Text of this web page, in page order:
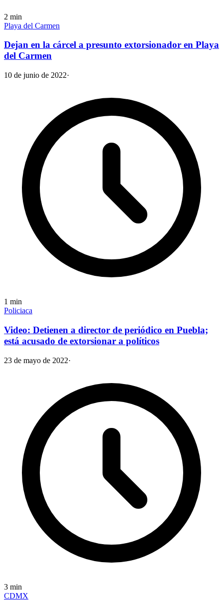
2 min
Playa del Carmen
Dejan en la cárcel a presunto extorsionador en Playa
del Carmen
10 de junio de 2022·
1 min
Policiaca
Video: Detienen a director de periódico en Puebla;
está acusado de extorsionar a políticos
23 de mayo de 2022·
3 min
CDMX